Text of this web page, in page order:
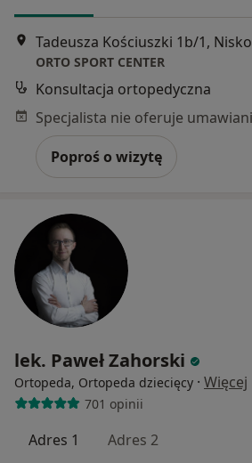
Tadeusza Kościuszki 1b/1, Nisko
ORTO SPORT CENTER
Konsultacja ortopedyczna
Poproś o wizytę
lek. Paweł Zahorski
Ortopeda, Ortopeda dziecięcy · Więcej
701 opinii
Adres 1 Adres 2